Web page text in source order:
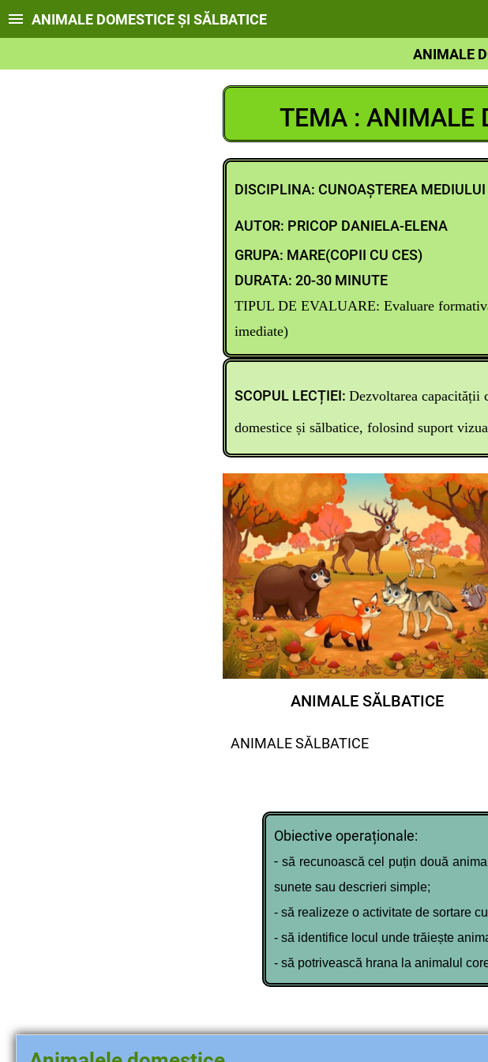
ANIMALE DOMESTICE ȘI SĂLBATICE
ANIMALE
TEMA : ANIMALE
DISCIPLINA: CUNOAȘTEREA MEDIULUI
AUTOR: PRICOP DANIELA-ELENA
GRUPA: MARE(COPII CU CES)
DURATA: 20-30 MINUTE
TIPUL DE EVALUARE: Evaluare
imediate)
SCOPUL LECȚIEI: Dezvoltarea capacității
domestice și sălbatice, folosind suport
ANIMALE SĂLBATICE
ANIMALE SĂLBATICE
Obiective operaționale:
- să recunoască cel puțin două
sunete sau descrieri simple;
- să realizeze o activitate de sortare
- să identifice locul unde trăiește
- să potrivească hrana la animalul